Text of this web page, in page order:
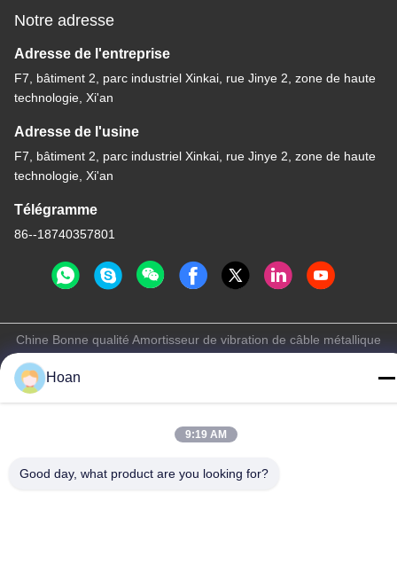
Notre adresse
Adresse de l'entreprise
F7, bâtiment 2, parc industriel Xinkai, rue Jinye 2, zone de haute
technologie, Xi'an
Adresse de l'usine
F7, bâtiment 2, parc industriel Xinkai, rue Jinye 2, zone de haute
technologie, Xi'an
Télégramme
86--18740357801
Politique de confidentialité|Plan du site
Chine Bonne qualité Amortisseur de vibration de câble métallique
Le fournisseur. 2024-2026 Xi'an Hoan Microwave Co., Ltd. . Tous
Hoan
9:19 AM
Good day, what product are you looking for?